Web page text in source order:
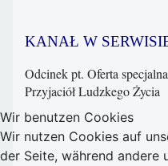
KANAŁ W
Odcinek pt. Oferta
Przyjaciół Ludzkego Życia
Wir benutzen Cookies
Wir nutzen Cookies auf
der Seite, während andere